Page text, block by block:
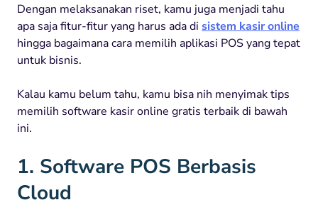
Dengan melaksanakan riset, kamu juga menjadi tahu
apa saja fitur-fitur yang harus ada di sistem kasir online
hingga bagaimana cara memilih aplikasi POS yang tepat
untuk bisnis.
Kalau kamu belum tahu, kamu bisa nih menyimak tips
memilih software kasir online gratis terbaik di bawah
ini.
1. Software POS Berbasis
Cloud